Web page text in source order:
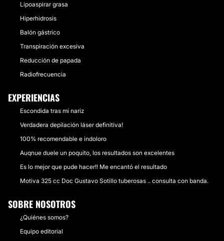
Lipoaspirar grasa
Hiperhidrosis
Balón gástrico
Transpiración excesiva
Reducción de papada
Radiofrecuencia
EXPERIENCIAS
Escondida tras mi nariz
Verdadera depilación láser definitiva!
100% recomendable e indoloro
Auqnue duele un poquito, los resultados son excelentes
Es lo mejor que pude hacer!! Me encantó el resultado
Motiva 325 cc Doc Gustavo Sotillo tuberosas .. consulta con banda.
SOBRE NOSOTROS
¿Quiénes somos?
Equipo editorial